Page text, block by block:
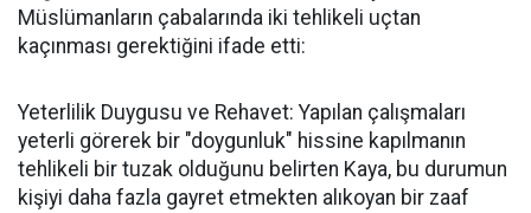
Müslümanların çabalarında iki tehlikeli uçtan
kaçınması gerektiğini ifade etti:
Yeterlilik Duygusu ve Rehavet: Yapılan çalışmaları
yeterli görerek bir "doygunluk" hissine kapılmanın
tehlikeli bir tuzak olduğunu belirten Kaya, bu durumun
kişiyi daha fazla gayret etmekten alıkoyan bir zaaf